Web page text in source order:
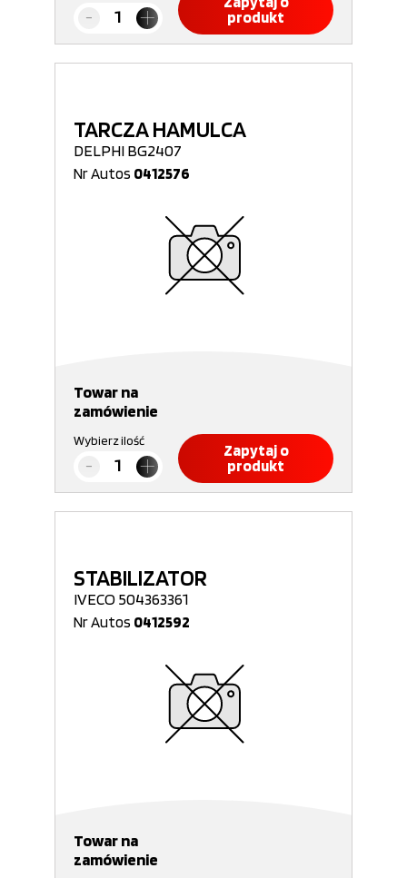
produkt
TARCZA HAMULCA
DELPHI BG2407
Nr Autos 0412576
Towar na
zamówienie
Wybierz ilość
Zapytaj o
produkt
STABILIZATOR
IVECO 504363361
Nr Autos 0412592
Towar na
zamówienie